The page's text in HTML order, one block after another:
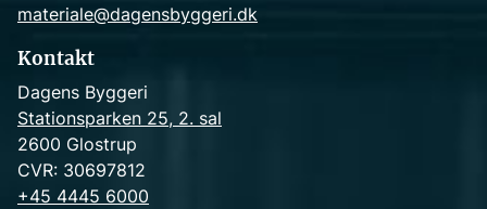
materiale@dagensbyggeri.dk
Kontakt
Dagens Byggeri
Stationsparken 25, 2. sal
2600 Glostrup
CVR: 30697812
+45 4445 6000